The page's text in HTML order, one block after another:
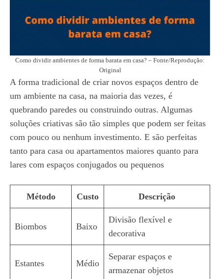
Como dividir ambientes de forma barata em casa? – Fonte/Reprodução:
Original
A forma tradicional de criar novos espaços dentro de
um ambiente na casa, na maioria das vezes, é
quebrando paredes ou construindo outras. Algumas
soluções criativas são tão simples que podem ser feitas
com pouco ou nenhum investimento. E são perfeitas
tanto para casa ou apartamentos maiores quanto para
lares com espaços conjugados ou pequenos
Método Custo Descrição
Biombos Baixo
Divisão flexível e
decorativa
Estantes Médio
Separar espaços e
armazenar objetos